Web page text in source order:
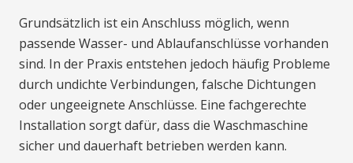
Grundsätzlich ist ein Anschluss möglich, wenn
passende Wasser- und Ablaufanschlüsse vorhanden
sind. In der Praxis entstehen jedoch häufig Probleme
durch undichte Verbindungen, falsche Dichtungen
oder ungeeignete Anschlüsse. Eine fachgerechte
Installation sorgt dafür, dass die Waschmaschine
sicher und dauerhaft betrieben werden kann.